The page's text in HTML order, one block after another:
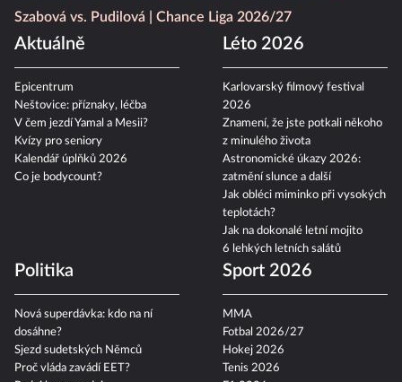
Szabová vs. Pudilová
Chance Liga 2026/27
Aktuálně
Epicentrum
Neštovice: příznaky, léčba
V čem jezdí Yamal a Mesii?
Kvízy pro seniory
Kalendář úplňků 2026
Co je bodycount?
Léto 2026
Karlovarský filmový festival
2026
Znamení, že jste potkali někoho
z minulého života
Astronomické úkazy 2026:
zatmění slunce a další
Jak obléci miminko při vysokých
teplotách?
Jak na dokonalé letní mojito
6 lehkých letních salátů
Politika
Nová superdávka: kdo na ní
dosáhne?
Sjezd sudetských Němců
Proč vláda zavádí EET?
Sport 2026
MMA
Fotbal 2026/27
Hokej 2026
Tenis 2026